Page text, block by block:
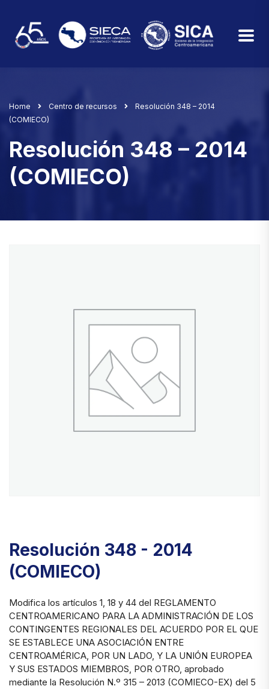
Home Centro de recursos
Resolución 348 – 2014
(COMIECO)
Resolución 348 – 2014
(COMIECO)
Resolución 348 - 2014
(COMIECO)
Modifica los artículos 1, 18 y 44 del REGLAMENTO
CENTROAMERICANO PARA LA ADMINISTRACIÓN DE LOS
CONTINGENTES REGIONALES DEL ACUERDO POR EL QUE
SE ESTABLECE UNA ASOCIACIÓN ENTRE
CENTROAMÉRICA, POR UN LADO, Y LA UNIÓN EUROPEA
Y SUS ESTADOS MIEMBROS, POR OTRO, aprobado
mediante la Resolución N.º 315 – 2013 (COMIECO-EX) del 5